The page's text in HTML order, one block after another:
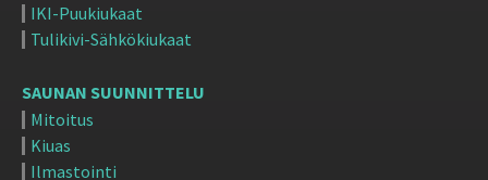
IKI-Puukiukaat
Tulikivi-Sähkökiukaat
SAUNAN SUUNNITTELU
Mitoitus
Kiuas
Ilmastointi